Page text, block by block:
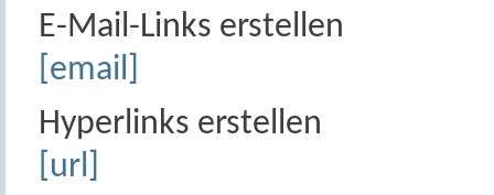
E-Mail-Links erstellen
[email]
Hyperlinks erstellen
[url]